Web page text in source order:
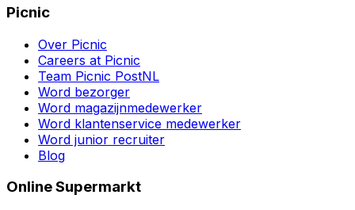
Picnic
Over Picnic
Careers at Picnic
Team Picnic PostNL
Word bezorger
Word magazijnmedewerker
Word klantenservice medewerker
Word junior recruiter
Blog
Online Supermarkt